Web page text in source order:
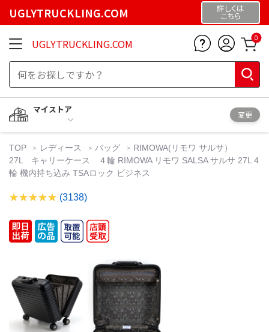
UGLYTRUCKLING.COM 詳しくは
こちら
UGLYTRUCKLING.COM 0
マイストア
変更
TOP レディース バッグ
RIMOWA(リモワ サルサ）
27L キャリーケース ４輪 RIMOWA リモワ SALSA サルサ 27L 4
輪 機内持ち込み TSAロック ビジネス
(3138)